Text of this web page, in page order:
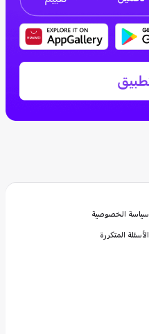
سياسة الخصوصية
الأسئلة المتكررة